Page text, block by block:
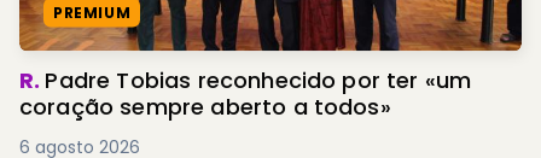
PREMIUM
R. Padre Tobias reconhecido por ter «um
coração sempre aberto a todos»
6 agosto 2026